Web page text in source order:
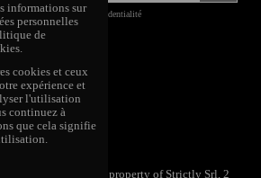
et la politique de confidentialité
registered trademark property of Strictly Srl, 2
informations sur
personnelles
de
cookies et ceux
expérience et
l'utilisation
continuez à
que cela signifie